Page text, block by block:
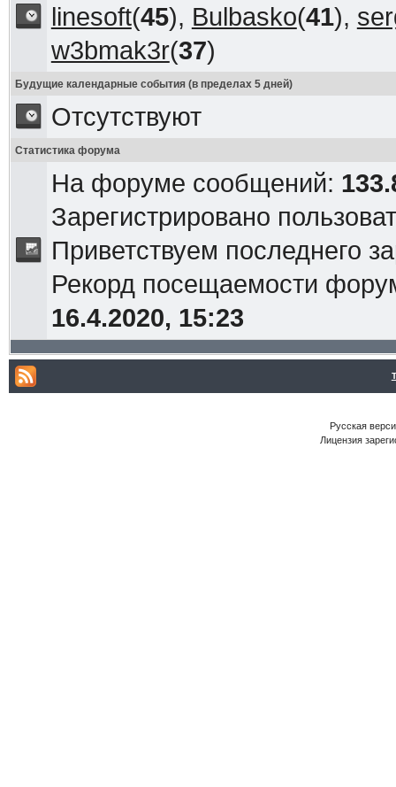
linesoft(45), Bulbasko(41),
w3bmak3r(37)
Будущие календарные события (в пределах 5 дней)
Отсутствуют
Статистика форума
На форуме сообщений:
Зарегистрировано
Приветствуем последнего
Рекорд посещаемости
16.4.2020, 15:23
Русская
Лицензия